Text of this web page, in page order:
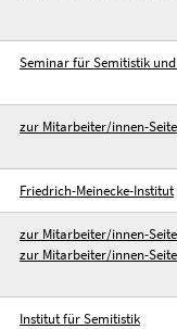
Seminar für Semitistik
zur Mitarbeiter/innen-Seite
Friedrich-Meinecke-Institut
zur Mitarbeiter/innen-Seite
zur Mitarbeiter/innen-Seite
Institut für Semitistik